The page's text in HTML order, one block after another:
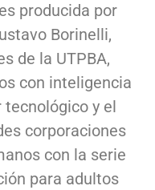
producida por
Borinelli,
de la UTPBA,
con inteligencia
y el
corporaciones
con la serie
para adultos